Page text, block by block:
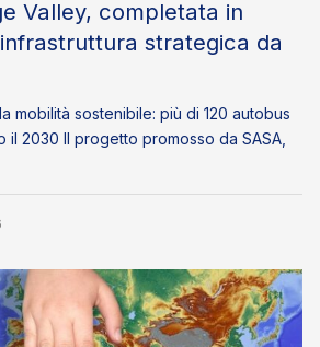
Valley, completata in
strategica da
mobilità sostenibile: più di 120 autobus
il 2030 Il progetto promosso da SASA,